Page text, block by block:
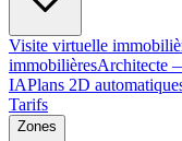
Visite virtuelle
immobilièresArchitecte
IAPlans 2D
Tarifs
Zones